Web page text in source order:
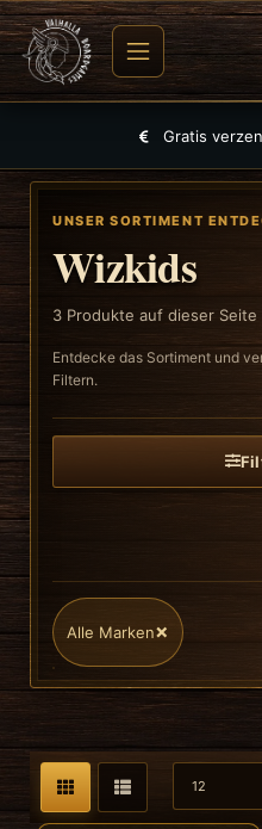
Gratis
UNSER SORTIMENT
Wizkids
3 Produkte auf dieser Seite
Entdecke das Sortiment und
Filtern.
Alle Marken×